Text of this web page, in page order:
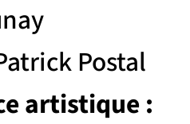
Postal
artistique :